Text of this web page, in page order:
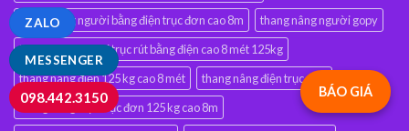
thang nâng người bằng điện trục đơn cao 8m
thang nâng người gopy
thang nâng người trục rút bằng điện cao 8 mét 125kg
thang nâng điện 125 kg cao 8 mét
thang nâng điện trục đơn
thang nâng điện trục đơn 125 kg cao 8m
BÁO GIÁ
MESSENGER
ZALO
098.442.3150